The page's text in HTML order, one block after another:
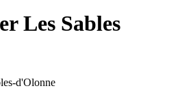
Les Sables
d'Olonne